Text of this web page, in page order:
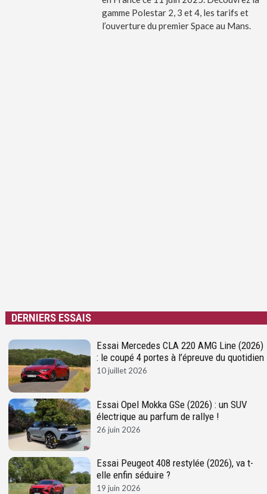
gamme Polestar 2, 3 et 4, les tarifs et
l’ouverture du premier Space au Mans.
DERNIERS ESSAIS
Essai Mercedes CLA 220 AMG Line (2026)
: le coupé 4 portes à l’épreuve du quotidien
10 juillet 2026
Essai Opel Mokka GSe (2026) : un SUV
électrique au parfum de rallye !
26 juin 2026
Essai Peugeot 408 restylée (2026), va t-
elle enfin séduire ?
19 juin 2026